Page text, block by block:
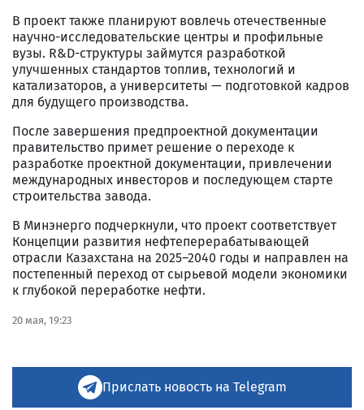
В проект также планируют вовлечь отечественные
научно-исследовательские центры и профильные
вузы. R&D-структуры займутся разработкой
улучшенных стандартов топлив, технологий и
катализаторов, а университеты — подготовкой кадров
для будущего производства.
После завершения предпроектной документации
правительство примет решение о переходе к
разработке проектной документации, привлечении
международных инвесторов и последующем старте
строительства завода.
В Минэнерго подчеркнули, что проект соответствует
Концепции развития нефтеперерабатывающей
отрасли Казахстана на 2025–2040 годы и направлен на
постепенный переход от сырьевой модели экономики
к глубокой переработке нефти.
20 мая, 19:23
Прислать новость на Telegram